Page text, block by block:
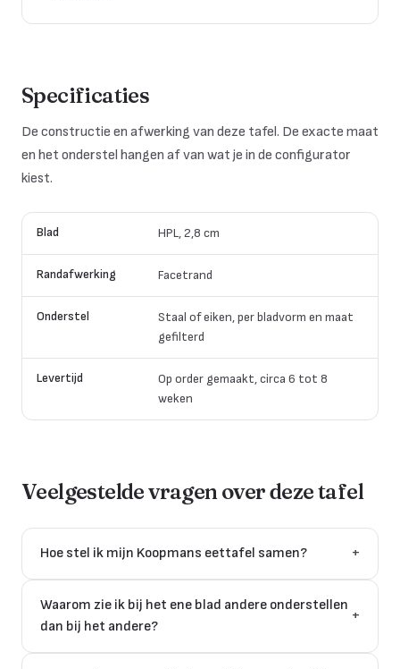
Specificaties
De constructie en afwerking van deze tafel. De exacte maat
en het onderstel hangen af van wat je in de configurator
kiest.
Blad HPL, 2,8 cm
Randafwerking Facetrand
Onderstel
Staal of eiken, per bladvorm en maat
gefilterd
Levertijd
Op order gemaakt, circa 6 tot 8
weken
Veelgestelde vragen over deze tafel
Hoe stel ik mijn Koopmans eettafel samen? +
Waarom zie ik bij het ene blad andere onderstellen
dan bij het andere?
+